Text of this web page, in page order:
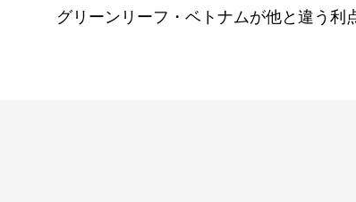
グリーンリーフ・ベトナムが他と違う利